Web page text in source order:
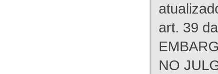
art. 39
NO